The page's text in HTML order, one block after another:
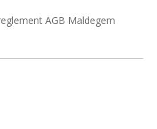
AGB Maldegem